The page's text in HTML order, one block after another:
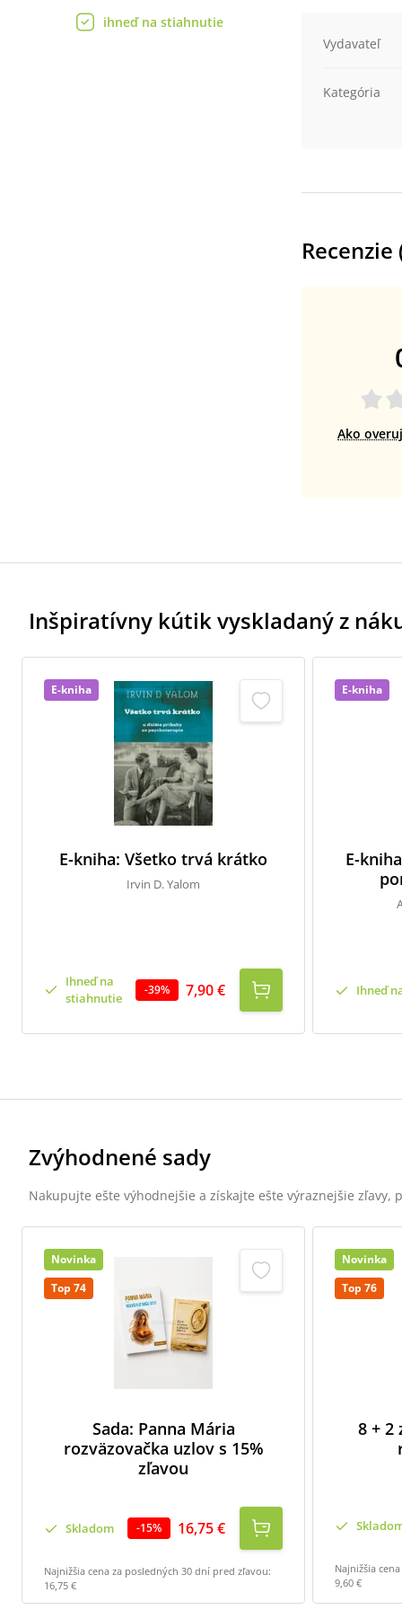
ihneď na stiahnutie
Vydavateľ
Kategória
Recenzie
Ako
Inšpiratívny kútik vyskladaný z
E-kniha
E-kniha: Všetko trvá krátko
Irvin D. Yalom
Ihneď na
stiahnutie
-39% 7,90 €
E-kniha
E-
Ihneď
Zvýhodnené sady
Nakupujte ešte výhodnejšie a získajte ešte výraznejšie zľavy,
Novinka
Top 74
Sada: Panna Mária
rozväzovačka uzlov s 15%
zľavou
Skladom -15% 16,75 €
Najnižšia cena za posledných 30 dní pred zľavou:
16,75 €
Novinka
Top 76
8 + 2
Najnižšia
9,60 €